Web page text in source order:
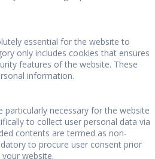
essential for the website to
only includes cookies that ensures
features of the website. These
information.
necessary for the website
to collect user personal data via
contents are termed as non-
to procure user consent prior
website.